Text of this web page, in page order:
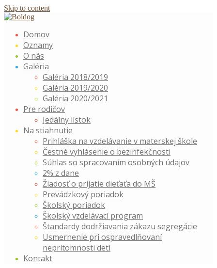
Skip to content
Domov
Oznamy
O nás
Galéria
Galéria 2018/2019
Galéria 2019/2020
Galéria 2020/2021
Pre rodičov
Jedálny lístok
Na stiahnutie
Prihláška na vzdelávanie v materskej škole
Čestné vyhlásenie o bezinfekčnosti
Súhlas so spracovaním osobných údajov
2% z dane
Žiadosť o prijatie dieťaťa do MŠ
Prevádzkový poriadok
Školský poriadok
Školský vzdelávací program
Štandardy dodržiavania zákazu segregácie
Usmernenie pri ospravedlňovaní
neprítomnosti detí
Kontakt